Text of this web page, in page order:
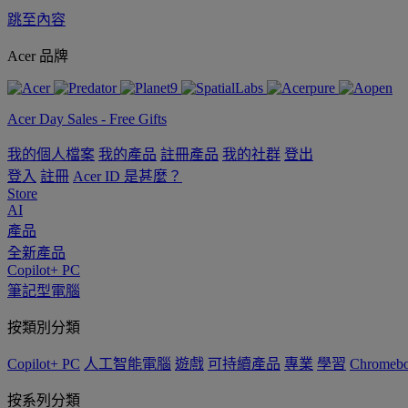
跳至內容
Acer 品牌
Acer Day Sales - Free Gifts
我的個人檔案 我的產品 註冊產品 我的社群 登出
登入 註冊 Acer ID 是甚麼？
Store
AI
產品
全新產品
Copilot+ PC
筆記型電腦
按類別分類
Copilot+ PC 人工智能電腦 遊戲 可持續產品 專業 學習
按系列分類